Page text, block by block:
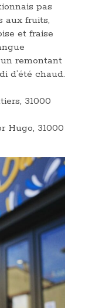
pas
aux fruits,
et fraise
remontant
d’été chaud.
31000
Hugo, 31000